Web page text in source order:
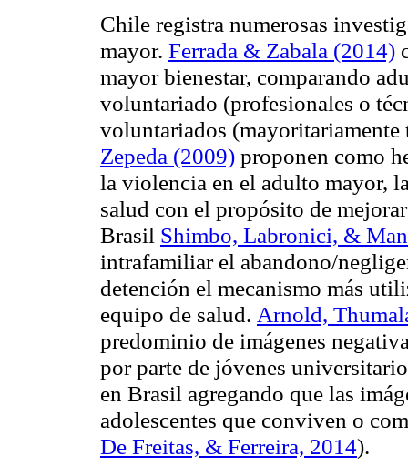
Chile registra numerosas
mayor. Ferrada & Zabala (2014)
mayor bienestar, comparando
voluntariado (profesionales o
voluntariados (mayoritariamente
Zepeda (2009) proponen como
la violencia en el adulto mayor,
salud con el propósito de
Brasil Shimbo, Labronici, &
intrafamiliar el abandono/
detención el mecanismo más
equipo de salud. Arnold,
predominio de imágenes
por parte de jóvenes
en Brasil agregando que las
adolescentes que conviven o
De Freitas, & Ferreira, 2014).